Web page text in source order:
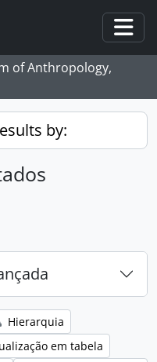
of Anthropology,
by:
Hierarquia
em tabela